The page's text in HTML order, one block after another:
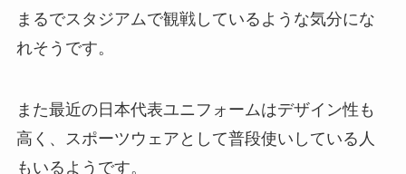
まるでスタジアムで観戦しているような気分にな
れそうです。
また最近の日本代表ユニフォームはデザイン性も
高く、スポーツウェアとして普段使いしている人
もいるようです。